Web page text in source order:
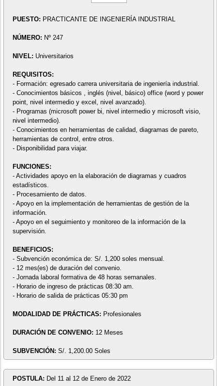
PUESTO: PRACTICANTE DE INGENIERÍA INDUSTRIAL
NÚMERO: Nº 247
NIVEL: Universitarios
REQUISITOS:
- Formación: egresado carrera universitaria de ingeniería industrial.
- Conocimientos básicos , inglés (nivel, básico) office (word y power
point, nivel intermedio y excel, nivel avanzado).
- Programas (microsoft power bi, nivel intermedio y microsoft visio,
nivel intermedio).
- Conocimientos en herramientas de calidad, diagramas de pareto,
herramientas de control, entre otros.
- Disponibilidad para viajar.
FUNCIONES:
- Actividades apoyo en la elaboración de diagramas y cuadros
estadísticos.
- Procesamiento de datos.
- Apoyo en la implementación de herramientas de gestión de la
información.
- Apoyo en el seguimiento y monitoreo de la información de la
supervisión.
BENEFICIOS:
- Subvención económica de: S/. 1,200 soles mensual.
- 12 mes(es) de duración del convenio.
- Jornada laboral formativa de 48 horas semanales.
- Horario de ingreso de prácticas 08:30 am.
- Horario de salida de prácticas 05:30 pm
MODALIDAD DE PRÁCTICAS: Profesionales
DURACIÓN DE CONVENIO: 12 Meses
SUBVENCIÓN: S/. 1,200.00 Soles
POSTULA: Del 11 al 12 de Enero de 2022